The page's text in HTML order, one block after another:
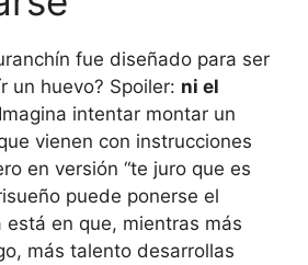
fue diseñado para ser
un huevo? Spoiler: ni el
intentar montar un
vienen con instrucciones
en versión “te juro que es
puede ponerse el
está en que, mientras más
más talento desarrollas